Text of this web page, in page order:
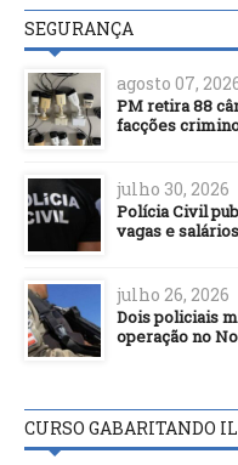
SEGURANÇA
agosto 07,
PM retira 88
facções
julho 30, 2026
Polícia Civil
vagas e
julho 26, 2026
Dois policiais
operação no
CURSO GABARITANDO